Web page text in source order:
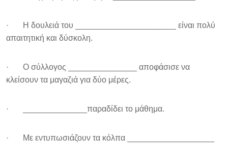
· Η δουλειά του ______________________ είναι πολύ
απαιτητική και δύσκολη.
· Ο σύλλογος _______________ αποφάσισε να
κλείσουν τα μαγαζιά για δύο μέρες.
· ______________παραδίδει το μάθημα.
· Με εντυπωσιάζουν τα κόλπα ___________________